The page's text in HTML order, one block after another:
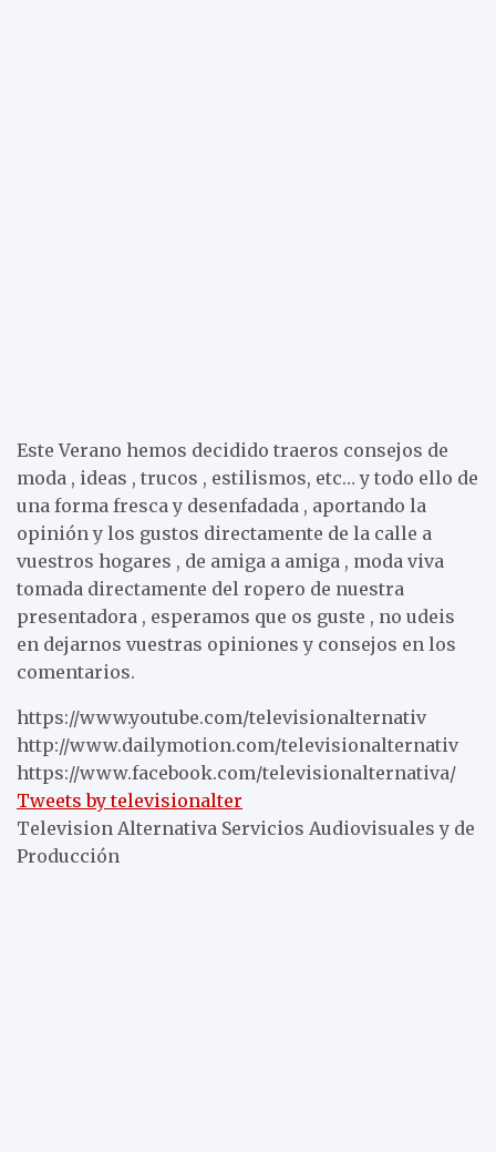
Este Verano hemos decidido traeros consejos de
moda , ideas , trucos , estilismos, etc… y todo ello de
una forma fresca y desenfadada , aportando la
opinión y los gustos directamente de la calle a
vuestros hogares , de amiga a amiga , moda viva
tomada directamente del ropero de nuestra
presentadora , esperamos que os guste , no udeis
en dejarnos vuestras opiniones y consejos en los
comentarios.
https://www.youtube.com/televisionalternativ
http://www.dailymotion.com/televisionalternativ
https://www.facebook.com/televisionalternativa/
Tweets by televisionalter
Television Alternativa Servicios Audiovisuales y de
Producción